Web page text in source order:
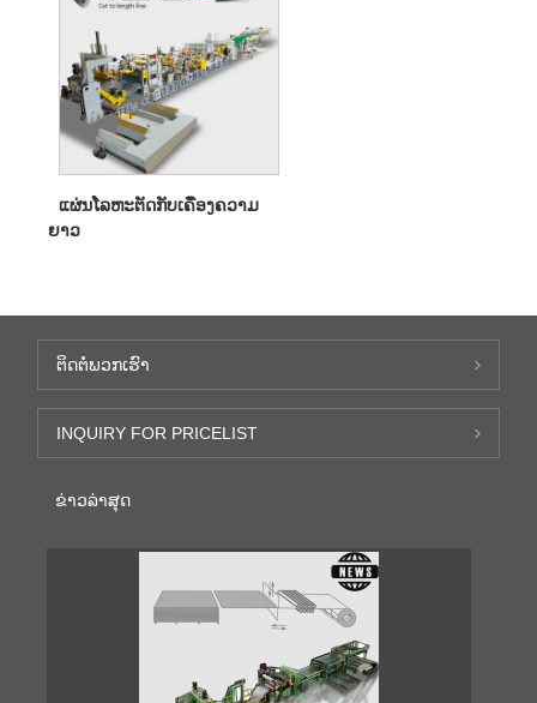
ແຜ່ນໂລຫະຕັດກັບເຄື່ອງຄວາມ
ຍາວ
ຕິດ​ຕໍ່​ພວກ​ເຮົາ
INQUIRY FOR PRICELIST
ຂ່າວ​ລ່າ​ສຸດ